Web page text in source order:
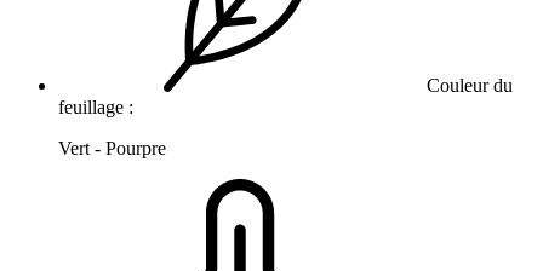
Couleur du
feuillage :
Vert - Pourpre